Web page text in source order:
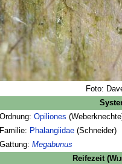
Foto:
Ordnung: Opiliones
Familie: Phalangiidae(Schneider)
Gattung: Megabunus
Reifezeit(